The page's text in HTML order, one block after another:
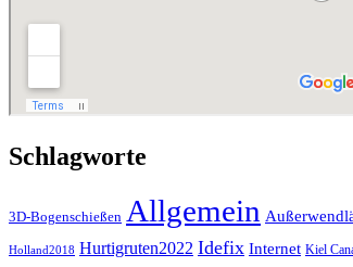
Schlagworte
3D-Bogenschießen Allgemein
Holland2018 Hurtigruten2022 Idefix Internet Kiel